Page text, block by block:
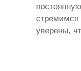
стремимся
уверены,